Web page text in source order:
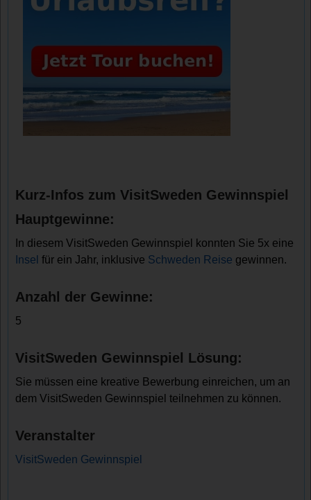
Kurz-Infos zum VisitSweden Gewinnspiel
Hauptgewinne:
In diesem VisitSweden Gewinnspiel konnten Sie 5x eine
Insel für ein Jahr, inklusive Schweden Reise gewinnen.
Anzahl der Gewinne:
5
VisitSweden Gewinnspiel Lösung:
Sie müssen eine kreative Bewerbung einreichen, um an
dem VisitSweden Gewinnspiel teilnehmen zu können.
Veranstalter
VisitSweden Gewinnspiel